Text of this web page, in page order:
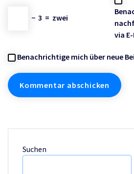
− 3 = zwei
via
Benachrichtige mich über neue
Suchen